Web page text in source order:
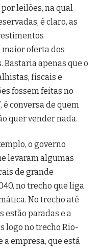
leilões, na qual
é claro, as
oferta dos
Bastaria apenas que o
fiscais e
fossem feitas no
é conversa de quem
quer vender nada.
o governo
levaram algumas
de grande
no trecho que liga
No trecho até
estão paradas e a
logo no trecho Rio-
empresa, que está